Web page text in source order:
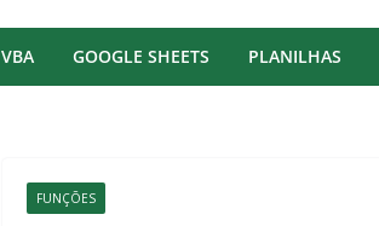
VBA GOOGLE SHEETS PLANILHAS
FUNÇÕES